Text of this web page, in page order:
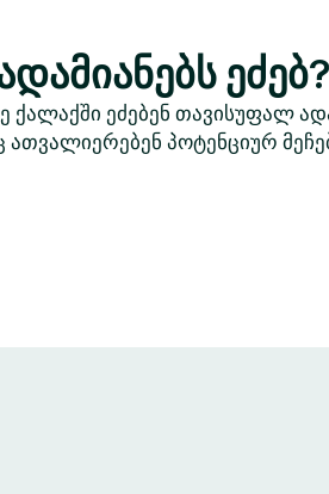
ქალაქში ეძებენ თავისუფალ
ათვალიერებენ პოტენციურ